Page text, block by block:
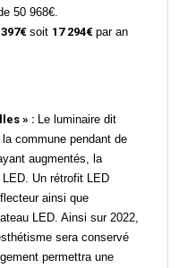
50 968€.
soit 17 294€ par an
» : Le luminaire dit
commune pendant de
augmentés, la
Un rétrofit LED
ainsi que
LED. Ainsi sur 2022,
sera conservé
permettra une